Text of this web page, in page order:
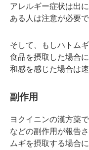
アレルギー症状は出
ある人は注意が必要で
そして、もしハトム
食品を摂取した場合
和感を感じた場合は
副作用
ヨクイニンの漢方薬
などの副作用が報告
ムギを摂取する場合